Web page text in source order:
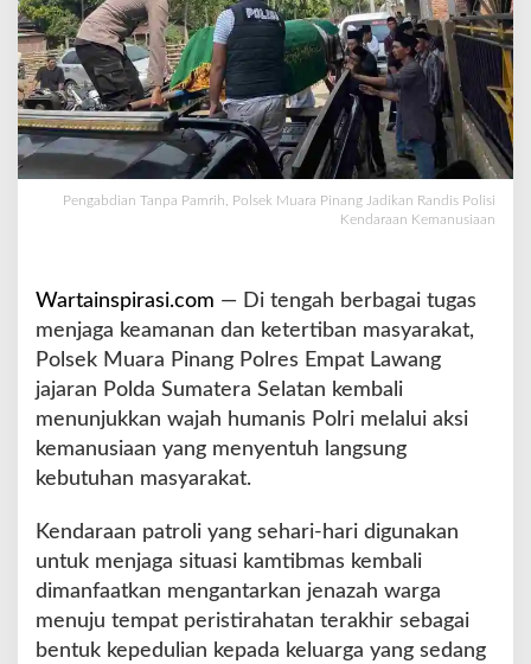
m
r
i
h
,
P
o
s
u
r
a
P
i
a
n
J
a
i
k
a
Pengabdian Tanpa Pamrih, Polsek Muara Pinang Jadikan Randis Polisi
Kendaraan Kemanusiaan
Wartainspirasi.com — Di tengah berbagai tugas
menjaga keamanan dan ketertiban masyarakat,
Polsek Muara Pinang Polres Empat Lawang
jajaran Polda Sumatera Selatan kembali
menunjukkan wajah humanis Polri melalui aksi
kemanusiaan yang menyentuh langsung
kebutuhan masyarakat.
Kendaraan patroli yang sehari-hari digunakan
untuk menjaga situasi kamtibmas kembali
dimanfaatkan mengantarkan jenazah warga
menuju tempat peristirahatan terakhir sebagai
bentuk kepedulian kepada keluarga yang sedang